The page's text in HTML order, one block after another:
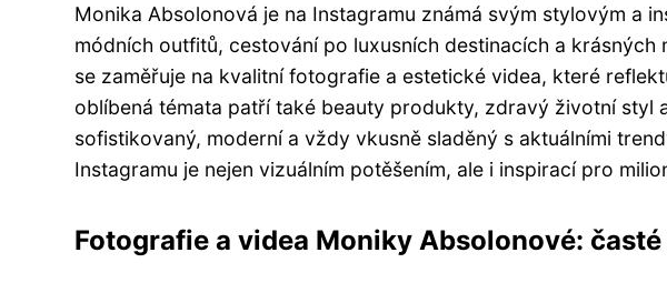
Monika Absolonová je na Instagramu známá svým stylovým a
módních outfitů, cestování po luxusních destinacích a
se zaměřuje na kvalitní fotografie a estetické videa, které
oblíbená témata patří také beauty produkty, zdravý životní styl
sofistikovaný, moderní a vždy vkusně sladěný s aktuálními
Instagramu je nejen vizuálním potěšením, ale i inspirací pro
Fotografie a videa Moniky Absolonové: